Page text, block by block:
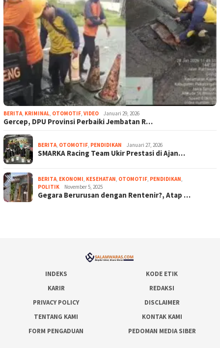
BERITA KRIMINAL OTOMOTIF VIDEO Januari 29, 2026
Gercep, DPU Provinsi Perbaiki Jembatan R…
BERITA OTOMOTIF PENDIDIKAN Januari 27, 2026
SMARKA Racing Team Ukir Prestasi di Ajan…
BERITA EKONOMI KESEHATAN OTOMOTIF PENDIDIKAN
POLITIK
November 5, 2025
Gegara Berurusan dengan Rentenir?, Atap …
INDEKS
KODE ETIK
KARIR
REDAKSI
PRIVACY POLICY
DISCLAIMER
TENTANG KAMI
KONTAK KAMI
FORM PENGADUAN
PEDOMAN MEDIA SIBER